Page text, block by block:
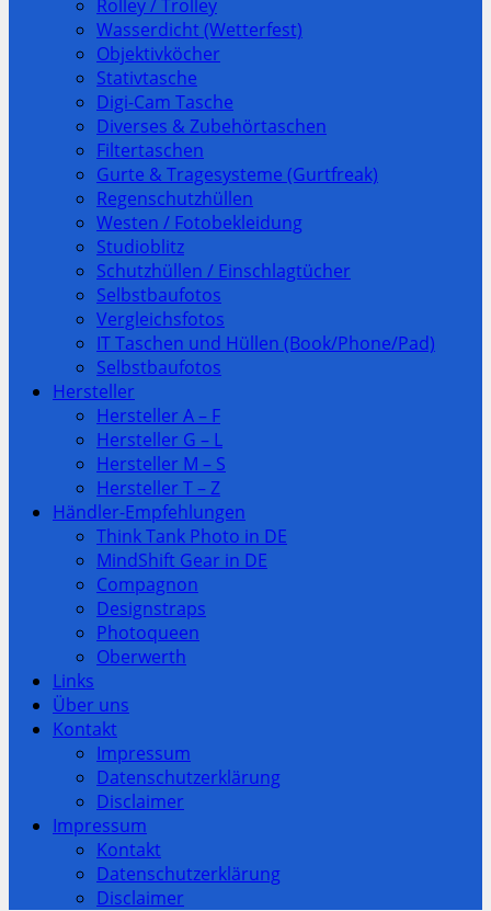
Rolley / Trolley
Wasserdicht (Wetterfest)
Objektivköcher
Stativtasche
Digi-Cam Tasche
Diverses & Zubehörtaschen
Filtertaschen
Gurte & Tragesysteme (Gurtfreak)
Regenschutzhüllen
Westen / Fotobekleidung
Studioblitz
Schutzhüllen / Einschlagtücher
Selbstbaufotos
Vergleichsfotos
IT Taschen und Hüllen (Book/Phone/Pad)
Selbstbaufotos
Hersteller
Hersteller A – F
Hersteller G – L
Hersteller M – S
Hersteller T – Z
Händler-Empfehlungen
Think Tank Photo in DE
MindShift Gear in DE
Compagnon
Designstraps
Photoqueen
Oberwerth
Links
Über uns
Kontakt
Impressum
Datenschutzerklärung
Disclaimer
Impressum
Kontakt
Datenschutzerklärung
Disclaimer